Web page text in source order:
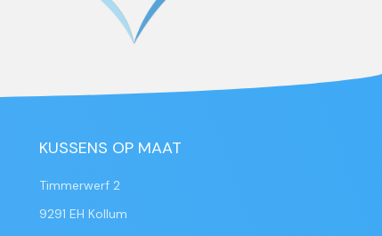
KUSSENS OP MAAT
Timmerwerf 2
9291 EH Kollum